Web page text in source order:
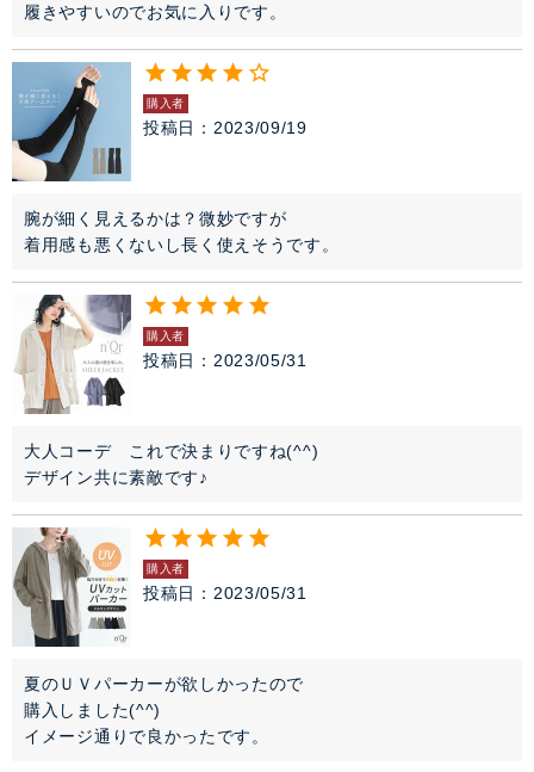
履きやすいのでお気に入りです。
購入者
投稿日 2023/09/19
腕が細く見えるかは？微妙ですが
購入者
投稿日 2023/05/31
大人コーデ　これで決まりですね(^^)
デザイン共に素敵です♪
購入者
投稿日 2023/05/31
夏のＵＶパーカーが欲しかったので
購入しました(^^)
イメージ通りで良かったです。